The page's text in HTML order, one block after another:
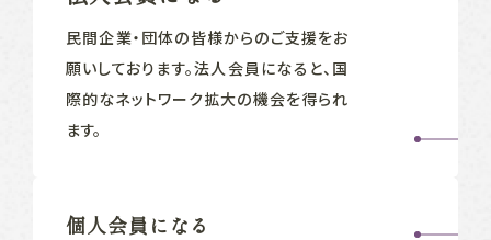
民間企業‧団体の皆様からのご支援をお
願いしております。法人会員になると、国
際的なネットワーク拡大の機会を得られ
ます。
個人会員になる